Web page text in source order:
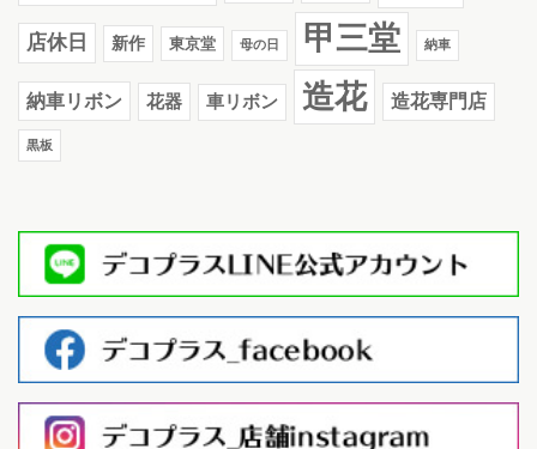
店休日 新作 東京堂 母の日 甲三堂 納車
納車リボン 花器 車リボン 造花 造花専門店
黒板